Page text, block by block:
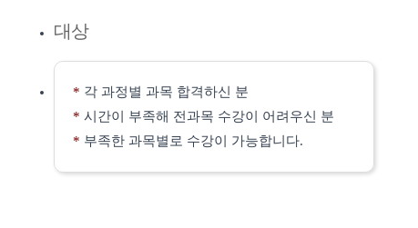
대상
* 각 과정별 과목 합격하신 분
* 시간이 부족해 전과목 수강이 어려우신 분
* 부족한 과목별로 수강이 가능합니다.